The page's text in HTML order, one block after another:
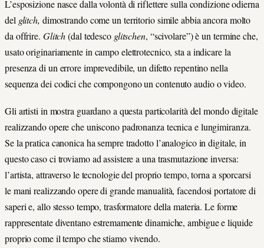
L’esposizione nasce dalla volontà di riflettere sulla condizione odierna
del glitch, dimostrando come un territorio simile abbia ancora molto
da offrire. Glitch(dal tedesco glitschen, “scivolare”) è un termine che,
usato originariamente in campo elettrotecnico, sta a indicare la
presenza di un errore imprevedibile, un difetto repentino nella
sequenza dei codici che compongono un contenuto audio o video.
Gli artisti in mostra guardano a questa particolarità del mondo digitale
realizzando opere che uniscono padronanza tecnica e lungimiranza.
Se la pratica canonica ha sempre tradotto l’analogico in digitale, in
questo caso ci troviamo ad assistere a una trasmutazione inversa:
l’artista, attraverso le tecnologie del proprio tempo, torna a sporcarsi
le mani realizzando opere di grande manualità, facendosi portatore di
saperi e, allo stesso tempo, trasformatore della materia. Le forme
rappresentate diventano estremamente dinamiche, ambigue e liquide
proprio come il tempo che stiamo vivendo.